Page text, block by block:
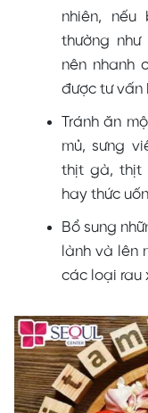
nhiên,
thường
nên nhanh
được tư vấn
Tránh ăn
mủ, sưng
thịt gà, thịt
hay thức
Bổ sung
lành và lên
các loại rau